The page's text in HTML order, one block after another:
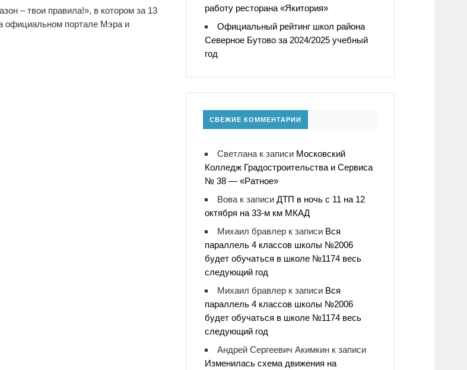
– твои правила!», в котором за 13
официальном портале Мэра и
работу ресторана «Якитория»
Официальный рейтинг школ района
Северное Бутово за 2024/2025 учебный
год
СВЕЖИЕ КОММЕНТАРИИ
Светлана к записи Московский
Колледж Градостроительства и Сервиса
№ 38 — «Ратное»
Вова к записиДТП в ночь с 11 на 12
октября на 33-м км МКАД
Михаил бравлер к записи Вся
параллель 4 классов школы №2006
будет обучаться в школе №1174 весь
следующий год
Михаил бравлер к записи Вся
параллель 4 классов школы №2006
будет обучаться в школе №1174 весь
следующий год
Андрей Сергеевич Акимкин к записи
Изменилась схема движения на